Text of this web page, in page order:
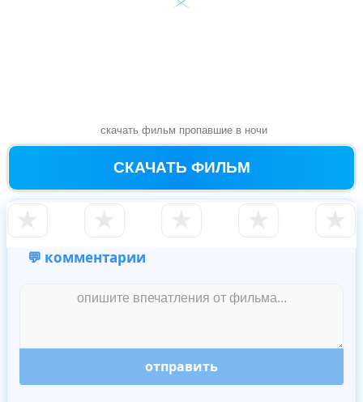
скачать фильм пропавшие в ночи
СКАЧАТЬ ФИЛЬМ
★ ★ ★ ★ ★
💬 комментарии
отправить